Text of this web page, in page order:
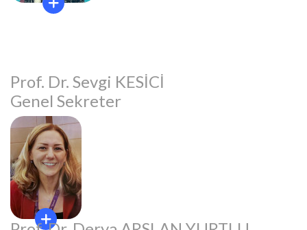
Prof. Dr. Sevgi KESİCİ
Genel Sekreter